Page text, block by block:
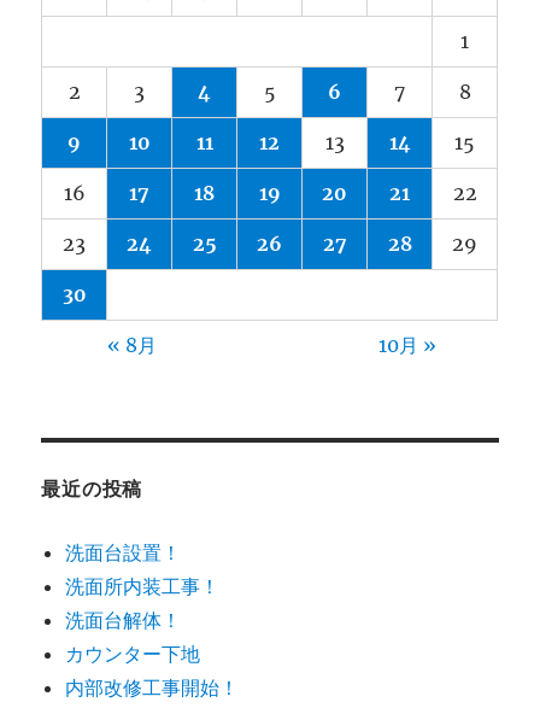
1
2 3 4 5 6 7 8
9 10 11 12 13 14 15
16 17 18 19 20 21 22
23 24 25 26 27 28 29
30
« 8月 10月 »
最近の投稿
洗面台設置！
洗面所内装工事！
洗面台解体！
カウンター下地
内部改修工事開始！